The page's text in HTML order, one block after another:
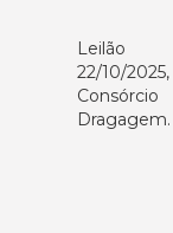
Leilão
22/10/
Dragagem.